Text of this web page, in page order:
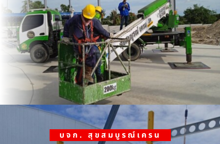
บจก. สุขสมบูรณ์เครน